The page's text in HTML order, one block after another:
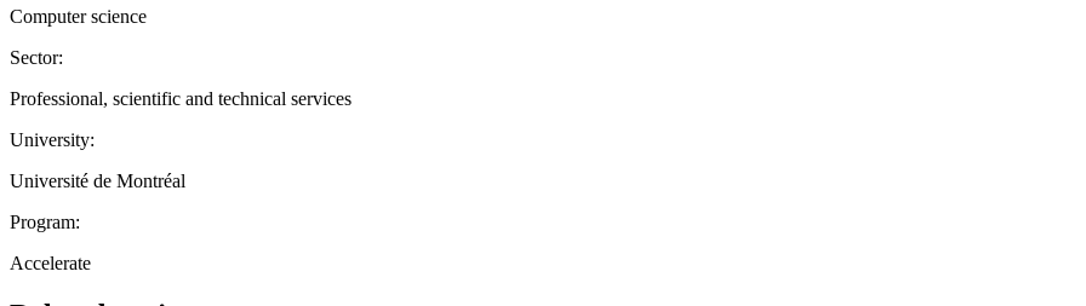
Computer science
Sector:
Professional, scientific and technical services
University:
Université de Montréal
Program:
Accelerate